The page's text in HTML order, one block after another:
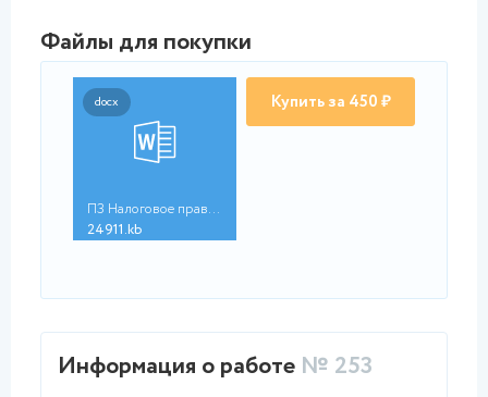
Файлы для покупки
docx
ПЗ Налоговое право (...
24911.kb
Купить за 450 ₽
Информация о работе № 253